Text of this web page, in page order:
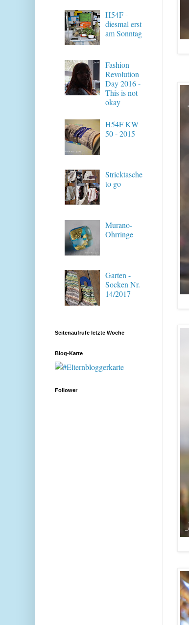
H54F -
diesmal erst
am Sonntag
Fashion
Revolution
Day 2016 -
This is not
okay
H54F KW
50 - 2015
Stricktasche
to go
Murano-
Ohrringe
Garten -
Socken Nr.
14/2017
Seitenaufrufe letzte Woche
Blog-Karte
Follower